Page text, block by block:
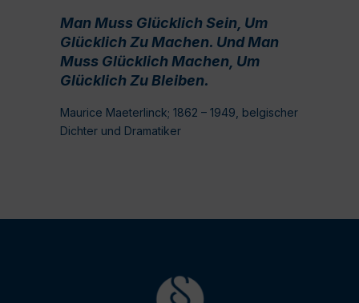
Man Muss Glücklich Sein, Um
Glücklich Zu Machen. Und Man
Muss Glücklich Machen, Um
Glücklich Zu Bleiben.
Maurice Maeterlinck; 1862 – 1949, belgischer
Dichter und Dramatiker